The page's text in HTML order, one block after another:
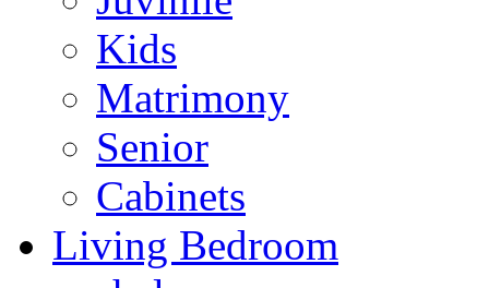
Kids
Matrimony
Senior
Cabinets
Living Bedroom